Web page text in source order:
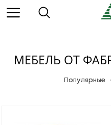
МЕБЕЛЬ ОТ
Популярные